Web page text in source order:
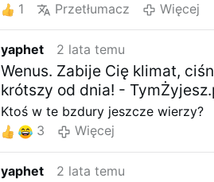
1
Przetłumacz Więcej
yaphet 2 lata temu
Wenus. Zabije Cię klimat,
krótszy od dnia! -
Ktoś w te bzdury jeszcze wierzy?
3
Więcej
yaphet 2 lata temu